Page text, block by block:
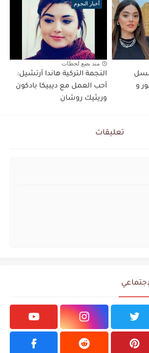
و
أخبار النجوم
منذ بضع لحظات
النجمة التركية هاندا أرتشيل:
أحب العمل مع ديبيكا بادكون
وريثيك روشان
تعليقات